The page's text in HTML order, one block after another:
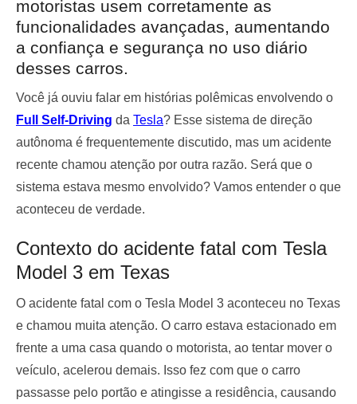
motoristas usem corretamente as
funcionalidades avançadas, aumentando
a confiança e segurança no uso diário
desses carros.
Você já ouviu falar em histórias polêmicas envolvendo o
Full Self-Driving da Tesla? Esse sistema de direção
autônoma é frequentemente discutido, mas um acidente
recente chamou atenção por outra razão. Será que o
sistema estava mesmo envolvido? Vamos entender o que
aconteceu de verdade.
Contexto do acidente fatal com Tesla
Model 3 em Texas
O acidente fatal com o Tesla Model 3 aconteceu no Texas
e chamou muita atenção. O carro estava estacionado em
frente a uma casa quando o motorista, ao tentar mover o
veículo, acelerou demais. Isso fez com que o carro
passasse pelo portão e atingisse a residência, causando